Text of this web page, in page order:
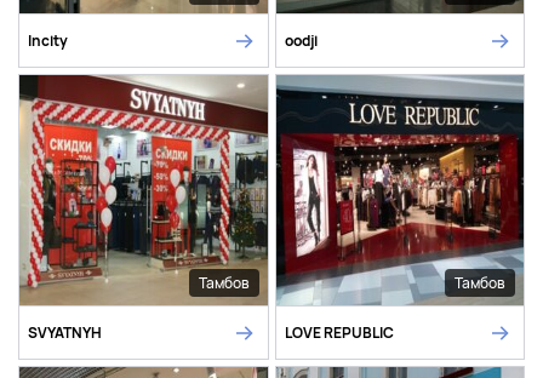
Incity oodji
Тамбов
SVYATNYH
Тамбов
LOVE REPUBLIC